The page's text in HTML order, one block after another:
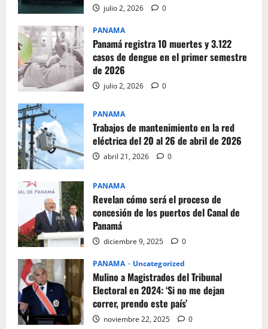
julio 2, 2026 0
PANAMA
Panamá registra 10 muertes y 3.122
casos de dengue en el primer semestre
de 2026
julio 2, 2026 0
PANAMA
Trabajos de mantenimiento en la red
eléctrica del 20 al 26 de abril de 2026
abril 21, 2026 0
PANAMA
Revelan cómo será el proceso de
concesión de los puertos del Canal de
Panamá
diciembre 9, 2025 0
PANAMA Uncategorized
Mulino a Magistrados del Tribunal
Electoral en 2024: ‘Si no me dejan
correr, prendo este país’
noviembre 22, 2025 0